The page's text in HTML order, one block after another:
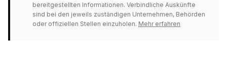
bereitgestellten Informationen. Verbindliche Auskünfte
sind bei den jeweils zuständigen Unternehmen, Behörden
oder offiziellen Stellen einzuholen. Mehr erfahren